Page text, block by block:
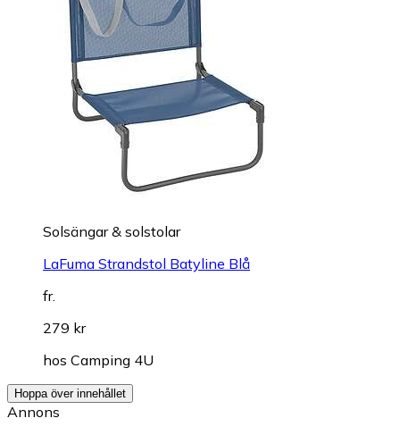
Solsängar & solstolar
LaFuma Strandstol Batyline Blå
fr.
279 kr
hos Camping 4U
Hoppa över innehållet
Annons